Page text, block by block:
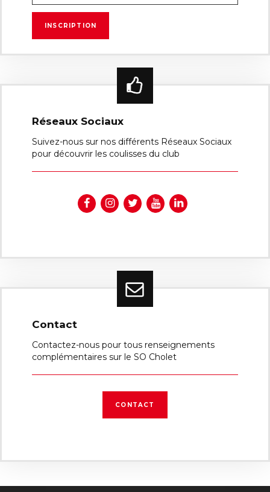
Réseaux Sociaux
Suivez-nous sur nos différents Réseaux Sociaux
pour découvrir les coulisses du club
Contact
Contactez-nous pour tous renseignements
complémentaires sur le SO Cholet
CONTACT